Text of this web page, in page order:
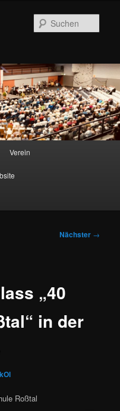
Verein
Nächster →
„40
in der
Roßtal